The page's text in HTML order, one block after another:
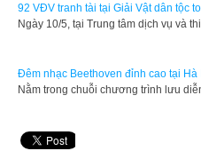
92 VĐV tranh tài tại Giải Vật dân tộc
Ngày 10/5, tại Trung tâm dịch vụ và
Đêm nhạc Beethoven đỉnh cao tại Hà
Nằm trong chuỗi chương trình lưu